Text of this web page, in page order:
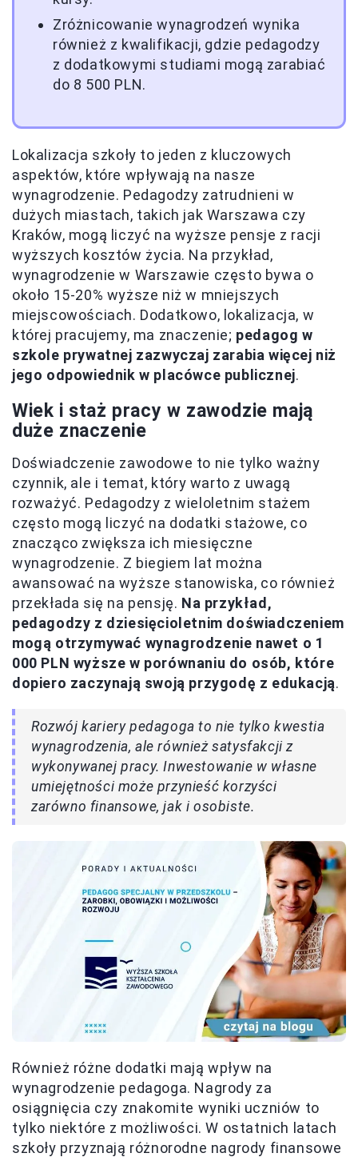
Zróżnicowanie wynagrodzeń wynika
również z kwalifikacji, gdzie pedagodzy
z dodatkowymi studiami mogą zarabiać
do 8 500 PLN.
Lokalizacja szkoły to jeden z kluczowych
aspektów, które wpływają na nasze
wynagrodzenie. Pedagodzy zatrudnieni w
dużych miastach, takich jak Warszawa czy
Kraków, mogą liczyć na wyższe pensje z racji
wyższych kosztów życia. Na przykład,
wynagrodzenie w Warszawie często bywa o
około 15-20% wyższe niż w mniejszych
miejscowościach. Dodatkowo, lokalizacja, w
której pracujemy, ma znaczenie; pedagog w
szkole prywatnej zazwyczaj zarabia więcej niż
jego odpowiednik w placówce publicznej.
Wiek i staż pracy w zawodzie mają
duże znaczenie
Doświadczenie zawodowe to nie tylko ważny
czynnik, ale i temat, który warto z uwagą
rozważyć. Pedagodzy z wieloletnim stażem
często mogą liczyć na dodatki stażowe, co
znacząco zwiększa ich miesięczne
wynagrodzenie. Z biegiem lat można
awansować na wyższe stanowiska, co również
przekłada się na pensję. Na przykład,
pedagodzy z dziesięcioletnim doświadczeniem
mogą otrzymywać wynagrodzenie nawet o 1
000 PLN wyższe w porównaniu do osób, które
dopiero zaczynają swoją przygodę z edukacją.
Rozwój kariery pedagoga to nie tylko kwestia
wynagrodzenia, ale również satysfakcji z
wykonywanej pracy. Inwestowanie w własne
umiejętności może przynieść korzyści
zarówno finansowe, jak i osobiste.
Również różne dodatki mają wpływ na
wynagrodzenie pedagoga. Nagrody za
osiągnięcia czy znakomite wyniki uczniów to
tylko niektóre z możliwości. W ostatnich latach
szkoły przyznają różnorodne nagrody finansowe